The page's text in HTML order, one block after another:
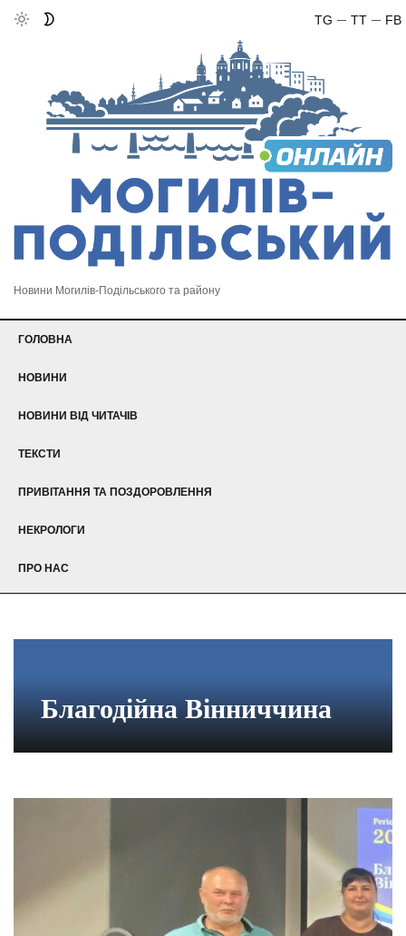
FB
TT
TG
Новини Могилів-Подільського та району
ГОЛОВНА
НОВИНИ
НОВИНИ ВІД ЧИТАЧІВ
ТЕКСТИ
ПРИВІТАННЯ ТА ПОЗДОРОВЛЕННЯ
НЕКРОЛОГИ
ПРО НАС
Благодійна Вінниччина